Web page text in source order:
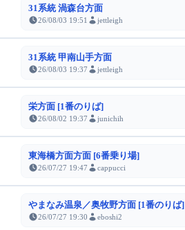
31系統 渦森台方面
26/08/03 19:51 jettleigh
31系統 甲南山手方面
26/08/03 19:37 jettleigh
栄方面 [1番のりば]
26/08/02 19:37 junichih
東海橋方面方面 [6番乗り場]
26/07/27 19:47 cappucci
やまなみ温泉／奥牧野方面 [1番のりば]
26/07/27 19:30 eboshi2